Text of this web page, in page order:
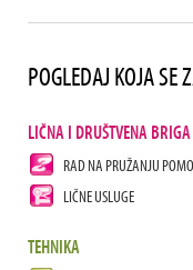
POGLEDAJ KOJA
LIČNA I DRUŠTVENA
RAD NA PRUŽANJU
LIČNE USLUGE
TEHNIKA